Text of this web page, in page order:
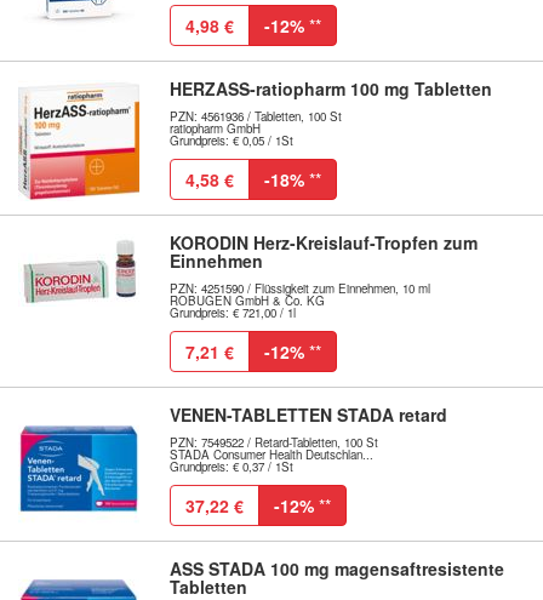
4,98 € -12% **
HERZASS-ratiopharm 100 mg Tabletten
PZN: 4561936 / Tabletten, 100 St
ratiopharm GmbH
Grundpreis: € 0,05 / 1St
4,58 € -18% **
KORODIN Herz-Kreislauf-Tropfen zum
Einnehmen
PZN: 4251590 / Flüssigkeit zum Einnehmen, 10 ml
ROBUGEN GmbH & Co. KG
Grundpreis: € 721,00 / 1l
7,21 € -12% **
VENEN-TABLETTEN STADA retard
PZN: 7549522 / Retard-Tabletten, 100 St
STADA Consumer Health Deutschlan...
Grundpreis: € 0,37 / 1St
37,22 € -12% **
ASS STADA 100 mg magensaftresistente
Tabletten